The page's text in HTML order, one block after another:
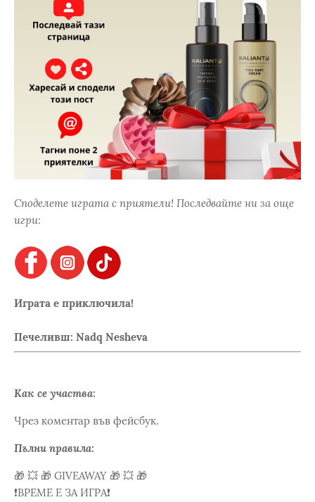
Споделете играта с приятели! Последвайте ни за още
игри:
Играта е приключила!
Печеливш: Nadq Nesheva
Как се участва:
Чрез коментар във фейсбук.
Пълни правила:
🎁 💥 🎁 GIVEAWAY 🎁 💥 🎁
❗️ВРЕМЕ Е ЗА ИГРА❗️